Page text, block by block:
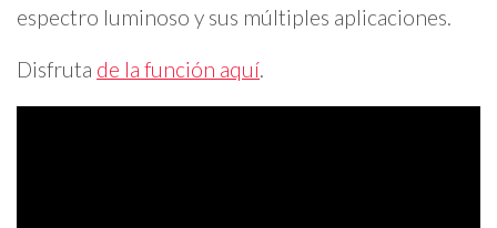
espectro luminoso y sus múltiples aplicaciones.
Disfruta de la función aquí.